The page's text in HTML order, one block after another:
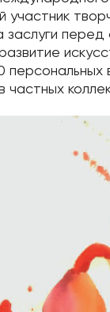
участник
перед